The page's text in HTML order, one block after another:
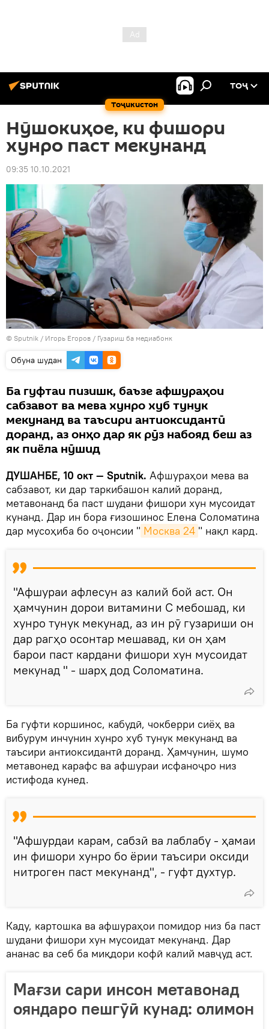
Тоҷикистон
ТОҶ
Нӯшокиҳое, ки фишори
хунро паст мекунанд
09:35 10.10.2021
© Sputnik / Игорь Егоров / Гузариш ба медиабонк
Обуна шудан
Ба гуфтаи пизишк, баъзе афшураҳои
сабзавот ва мева хунро хуб тунук
мекунанд ва таъсири антиоксидантӣ
доранд, аз онҳо дар як рӯз набояд беш аз
як пиёла нӯшид
ДУШАНБЕ, 10 окт — Sputnik. Афшураҳои мева ва
сабзавот, ки дар таркибашон калий доранд,
метавонанд ба паст шудани фишори хун мусоидат
кунанд. Дар ин бора ғизошинос Елена Соломатина
дар мусоҳиба бо оҷонсии " Москва 24 " нақл кард.
"Афшураи афлесун аз калий бой аст. Он
ҳамчунин дорои витамини С мебошад, ки
хунро тунук мекунад, аз ин рӯ гузариши он
дар рагҳо осонтар мешавад, ки он ҳам
барои паст кардани фишори хун мусоидат
мекунад " - шарҳ дод Соломатина.
Ба гуфти коршинос, кабудӣ, чокберри сиёҳ ва
вибурум инчунин хунро хуб тунук мекунанд ва
таъсири антиоксидантӣ доранд. Ҳамчунин, шумо
метавонед карафс ва афшураи исфаноҷро низ
истифода кунед.
"Афшурдаи карам, сабзӣ ва лаблабу - ҳамаи
ин фишори хунро бо ёрии таъсири оксиди
нитроген паст мекунанд", - гуфт духтур.
Каду, картошка ва афшураҳои помидор низ ба паст
шудани фишори хун мусоидат мекунанд. Дар
ананас ва себ ба миқдори кофӣ калий мавҷуд аст.
Мағзи сари инсон метавонад
ояндаро пешгӯӣ кунад: олимон